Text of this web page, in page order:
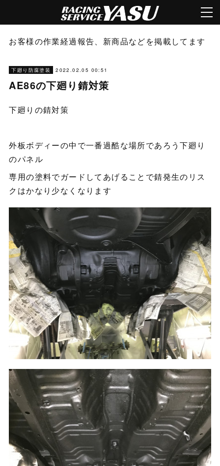
お客様の作業経過報告、新商品などを掲載してます
下廻り防腐塗装 2022.02.05 00:51
AE86の下廻り錆対策
下廻りの錆対策
外板ボディーの中で一番過酷な場所であろう下廻り
のパネル
専用の塗料でガードしてあげることで錆発生のリス
クはかなり少なくなります